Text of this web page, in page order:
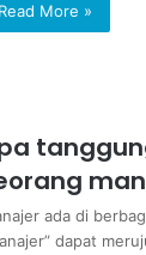
Read More »
ada di
dapat